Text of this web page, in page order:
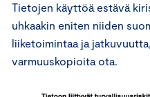
Tietojen käyttöä estävä
uhkaakin eniten niiden
liiketoimintaa ja
varmuuskopioita ota.